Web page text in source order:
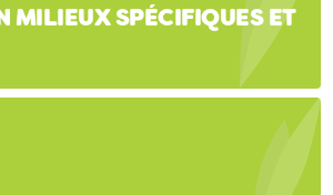
MILIEUX SPÉCIFIQUES ET